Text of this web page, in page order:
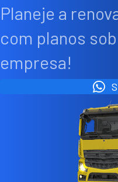
Planeje a
com planos
empresa!